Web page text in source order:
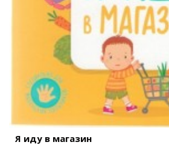
Я иду в магазин